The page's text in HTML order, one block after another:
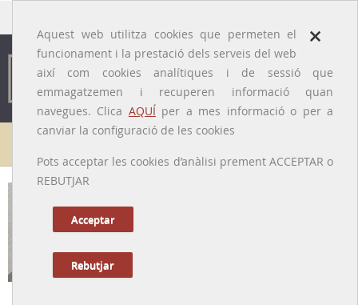
×
Aquest web utilitza cookies que permeten el
funcionament i la prestació dels serveis del web
així com cookies analítiques i de sessió que
emmagatzemen i recuperen informació quan
navegues. Clica AQUÍper a mes informació o per a
canviar la configuració de les cookies
Pots acceptar les cookies d’anàlisi prement ACCEPTAR o
REBUTJAR
Acceptar
Rebutjar
Galeria de metges